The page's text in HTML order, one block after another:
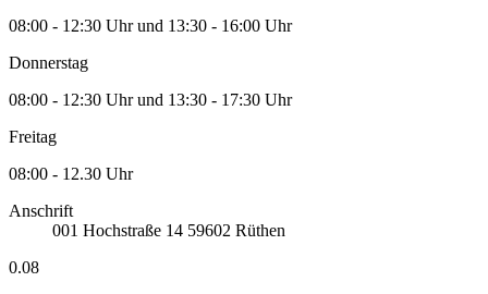
08:00 - 12:30 Uhr und 13:30 - 16:00 Uhr
Donnerstag
08:00 - 12:30 Uhr und 13:30 - 17:30 Uhr
Freitag
08:00 - 12.30 Uhr
Anschrift
001 Hochstraße 14 59602 Rüthen
0.08